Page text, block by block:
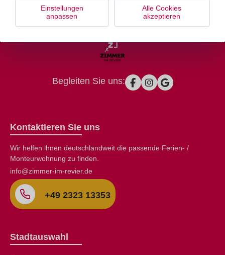
Begleiten Sie uns:
Kontaktieren Sie uns
Wir helfen lhnen deutschlandweit die passende Ferien- /
Monteurwohnung zu finden.
info@zimmer-im-revier.de
+49 2323 13353
Stadtauswahl
Einstellungen
anpassen
Alle Cookies
akzeptieren